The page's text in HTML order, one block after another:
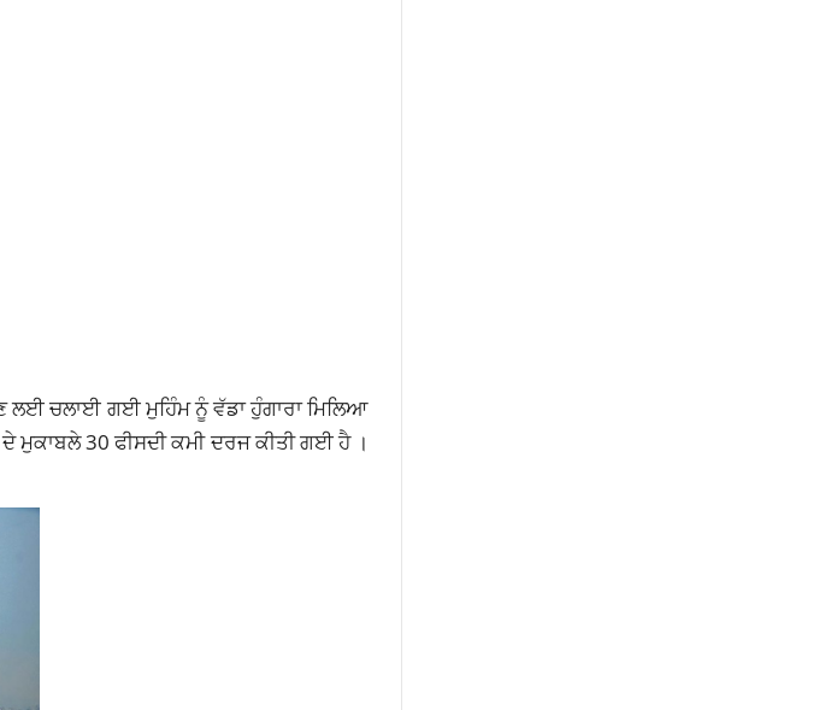
ਲਈ ਚਲਾਈ ਗਈ ਮੁਹਿੰਮ ਨੂੰ ਵੱਡਾ ਹੁੰਗਾਰਾ ਮਿਲਿਆ
ਮੁਕਾਬਲੇ 30 ਫੀਸਦੀ ਕਮੀ ਦਰਜ ਕੀਤੀ ਗਈ ਹੈ ।